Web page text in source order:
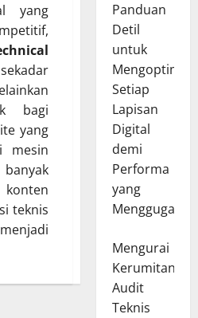
yang
bagi
yang
mesin
teknis
Panduan
Detil
untuk
Setiap
Lapisan
Digital
demi
Performa
yang
Menggugah
Mengurai
Kerumitan
Audit
Teknis